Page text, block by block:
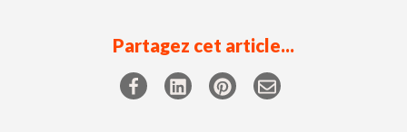
Partagez cet article...